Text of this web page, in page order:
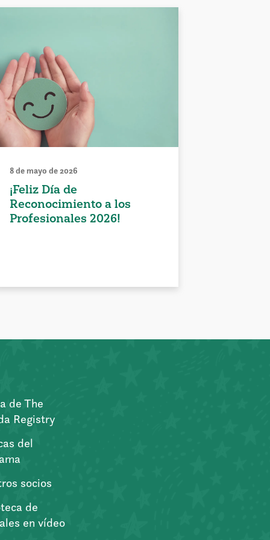
8 de mayo de 2026
¡Feliz Día de
Reconocimiento a los
Profesionales 2026!
de The
Registry
del
socios
de
en vídeo